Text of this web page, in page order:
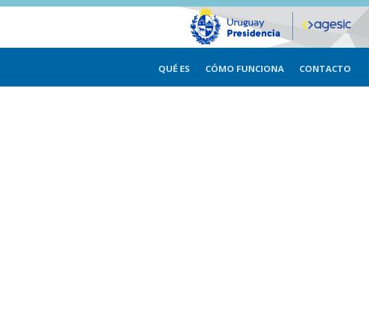
QUÉ ES CÓMO FUNCIONA CONTACTO